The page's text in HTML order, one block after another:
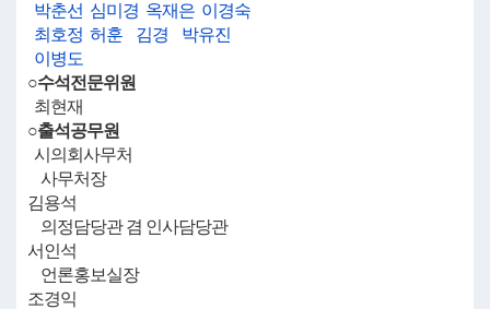
박춘선 심미경 옥재은 이경숙
최호정 허훈 김경
박유진
이병도
○수석전문위원
최현재
○출석공무원
시의회사무처
사무처장
김용석
의정담당관 겸 인사담당관
서인석
언론홍보실장
조경익